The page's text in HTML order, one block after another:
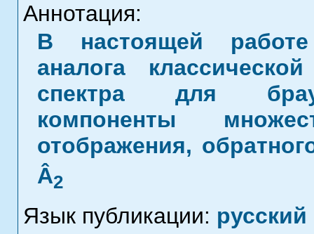
Аннотация:
В настоящей работе
аналога
спектра для
компоненты
отображения,
Â2
Язык публикации: русский